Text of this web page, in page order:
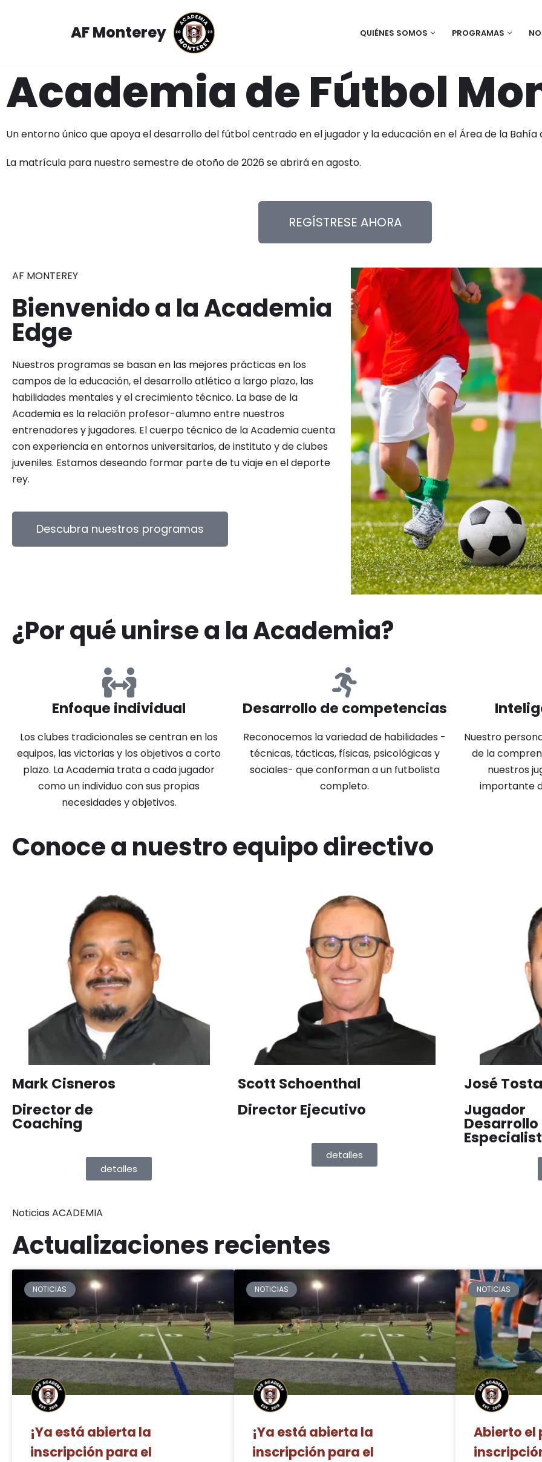
AF Monterey QUIÉNES SOMOS PROGRAMAS
Academia de Fútbol
Un entorno único que apoya el desarrollo del fútbol centrado en el jugador y la educación en el Área de la Bahía
La matrícula para nuestro semestre de otoño de 2026 se abrirá en agosto.
REGÍSTRESE AHORA
AF MONTEREY
Bienvenido a la Academia
Edge
Nuestros programas se basan en las mejores prácticas en los
campos de la educación, el desarrollo atlético a largo plazo, las
habilidades mentales y el crecimiento técnico. La base de la
Academia es la relación profesor-alumno entre nuestros
entrenadores y jugadores. El cuerpo técnico de la Academia cuenta
con experiencia en entornos universitarios, de instituto y de clubes
juveniles. Estamos deseando formar parte de tu viaje en el deporte
rey.
Descubra nuestros programas
¿Por qué unirse a la Academia?
Enfoque individual
Los clubes tradicionales se centran en los
equipos, las victorias y los objetivos a corto
plazo. La Academia trata a cada jugador
como un individuo con sus propias
necesidades y objetivos.
Desarrollo de competencias
Reconocemos la variedad de habilidades -
técnicas, tácticas, físicas, psicológicas y
sociales- que conforman a un futbolista
completo.
Nuestro
de la
nuestros
importante
Conoce a nuestro equipo directivo
Mark Cisneros
Director de
Coaching
detalles
Scott Schoenthal
Director Ejecutivo
detalles
José
Jugador
Desarrollo
Noticias ACADEMIA
Actualizaciones recientes
NOTICIAS
¡Ya está abierta la
inscripción para el
NOTICIAS
¡Ya está abierta la
inscripción para el
NOTICIAS
Abierto el